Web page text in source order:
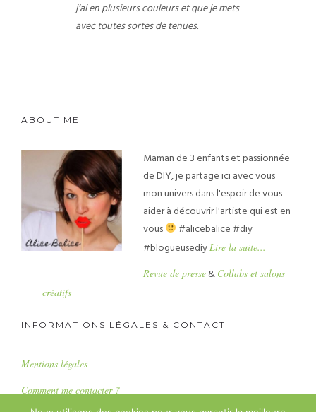
j’ai en plusieurs couleurs et que je mets
avec toutes sortes de tenues.
ABOUT ME
Maman de 3 enfants et passionnée
de DIY, je partage ici avec vous
mon univers dans l'espoir de vous
aider à découvrir l'artiste qui est en
vous
#alicebalice #diy
#blogueusediyLire la suite...
Revue de presse & Collabs et salons
créatifs
INFORMATIONS LÉGALES & CONTACT
Mentions légales
Comment me contacter ?